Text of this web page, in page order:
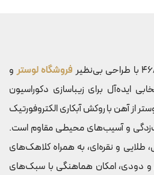
فروشگاه لوسترو
ایده‌آل برای زیباسازی دکوراسیون
از آهن با روکش آبکاری الکتروفورتیک
و آسیب‌های محیطی مقاوم است.
طلایی و نقره‌ای، به همراه کلاهک‌های
و دودی، امکان هماهنگی با سبک‌های